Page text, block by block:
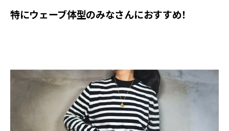
特にウェーブ体型のみなさんにおすすめ！